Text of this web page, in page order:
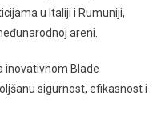
u Italiji i Rumuniji,
areni.
inovativnom Blade
sigurnost, efikasnost i